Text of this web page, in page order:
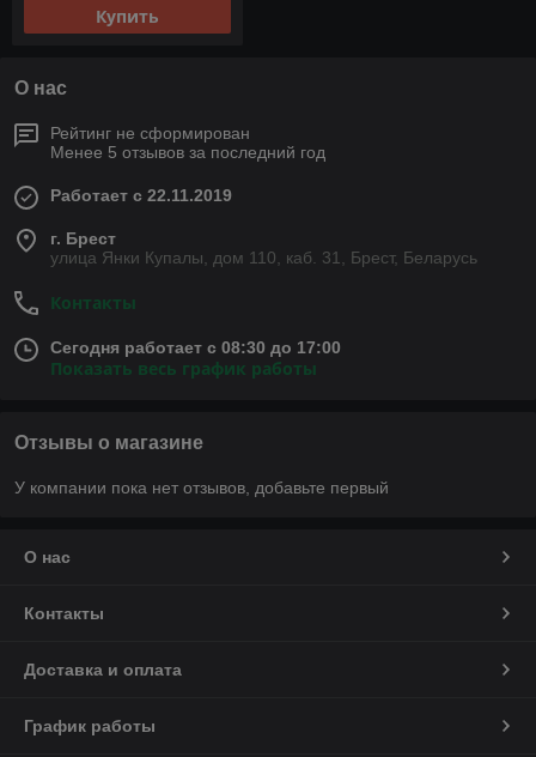
Купить
О нас
Рейтинг не сформирован
Менее 5 отзывов за последний год
Работает с 22.11.2019
г. Брест
улица Янки Купалы, дом 110, каб. 31, Брест, Беларусь
Контакты
Сегодня работает с 08:30 до 17:00
Показать весь график работы
Отзывы о магазине
У компании пока нет отзывов, добавьте первый
О нас
Контакты
Доставка и оплата
График работы